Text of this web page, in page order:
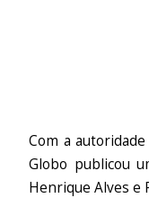
Com a
Globo publicou
Henrique Alves e